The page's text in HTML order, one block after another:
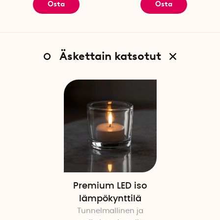
Osta
Osta
Äskettain katsotut
Premium LED iso
lämpökynttilä
Tunnelmallinen ja